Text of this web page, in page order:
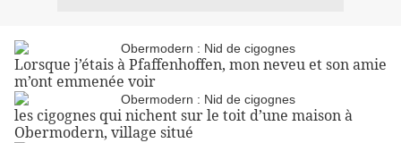
Lorsque j’étais à Pfaffenhoffen, mon neveu et son amie
m’ont emmenée voir
les cigognes qui nichent sur le toit d’une maison à
Obermodern, village situé